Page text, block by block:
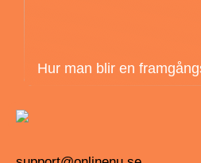
Hur man blir en